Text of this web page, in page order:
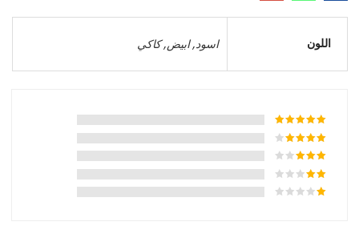
اللون اسود,ابيض,كاكي